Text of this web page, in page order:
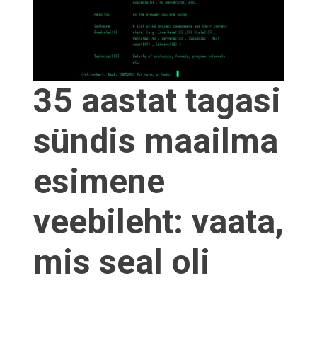
35 aastat tagasi
sündis maailma
esimene
veebileht: vaata,
mis seal oli